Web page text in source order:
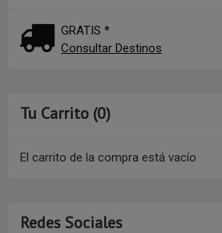
GRATIS *
Consultar Destinos
Tu Carrito (0)
El carrito de la compra está vacío
Redes Sociales